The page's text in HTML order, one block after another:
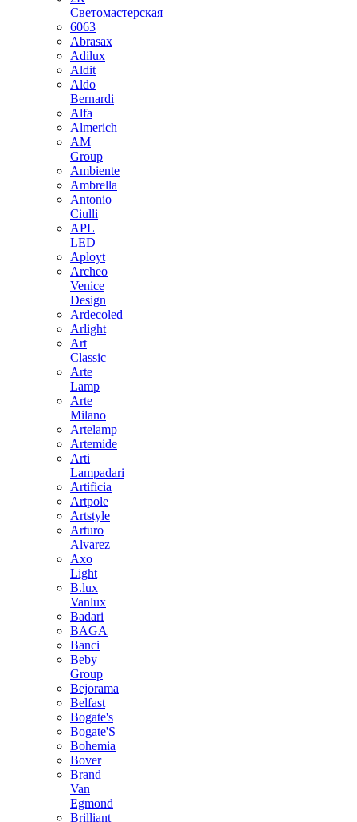
Светомастерская
6063
Abrasax
Adilux
Aldit
Aldo
Bernardi
Alfa
Almerich
AM
Group
Ambiente
Ambrella
Antonio
Ciulli
APL
LED
Aployt
Archeo
Venice
Design
Ardecoled
Arlight
Art
Classic
Arte
Lamp
Arte
Milano
Artelamp
Artemide
Arti
Lampadari
Artificia
Artpole
Artstyle
Arturo
Alvarez
Axo
Light
B.lux
Vanlux
Badari
BAGA
Banci
Beby
Group
Bejorama
Belfast
Bogate's
Bogate'S
Bohemia
Bover
Brand
Van
Egmond
Brilliant